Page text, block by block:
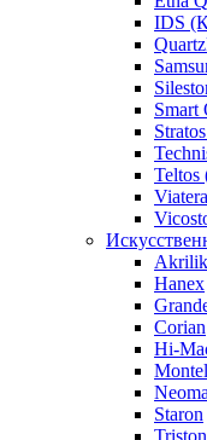
IDS
Smart
Teltos
Hanex
Corian
Hi-
Staron